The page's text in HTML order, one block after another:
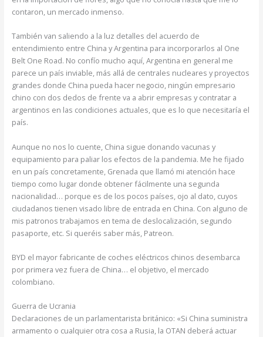
contaron, un mercado inmenso.
También van saliendo a la luz detalles del acuerdo de
entendimiento entre China y Argentina para incorporarlos al One
Belt One Road. No confío mucho aquí, Argentina en general me
parece un país inviable, más allá de centrales nucleares y proyectos
grandes donde China pueda hacer negocio, ningún empresario
chino con dos dedos de frente va a abrir empresas y contratar a
argentinos en las condiciones actuales, que es lo que necesitaría el
país.
Aunque no nos lo cuente, China sigue donando vacunas y
equipamiento para paliar los efectos de la pandemia. Me he fijado
en un país concretamente, Grenada que llamó mi atención hace
tiempo como lugar donde obtener fácilmente una segunda
nacionalidad… porque es de los pocos países, ojo al dato, cuyos
ciudadanos tienen visado libre de entrada en China. Con alguno de
mis patronos trabajamos en tema de deslocalización, segundo
pasaporte, etc. Si queréis saber más, Patreon.
BYD el mayor fabricante de coches eléctricos chinos desembarca
por primera vez fuera de China… el objetivo, el mercado
colombiano.
Guerra de Ucrania
Declaraciones de un parlamentarista británico: «Si China suministra
armamento o cualquier otra cosa a Rusia, la OTAN deberá actuar